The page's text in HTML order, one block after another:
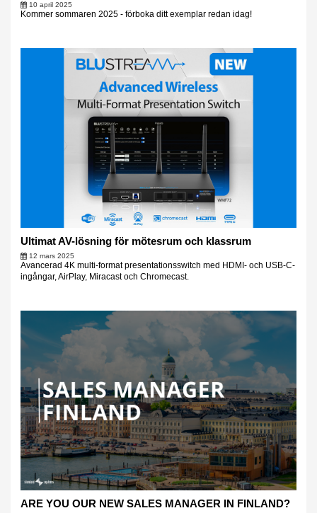
10 april 2025
Kommer sommaren 2025 - förboka ditt exemplar redan idag!
Ultimat AV-lösning för mötesrum och klassrum
12 mars 2025
Avancerad 4K multi-format presentationsswitch med HDMI- och USB-C-
ingångar, AirPlay, Miracast och Chromecast.
ARE YOU OUR NEW SALES MANAGER IN FINLAND?